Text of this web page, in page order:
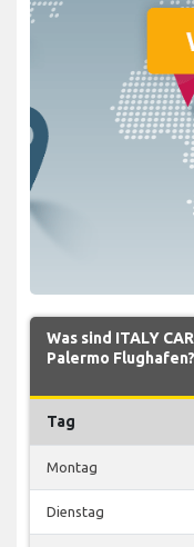
Was sind ITALY
Palermo Flughafen?
Tag
Montag
Dienstag